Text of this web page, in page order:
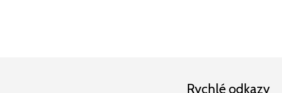
Rychlé odkazy